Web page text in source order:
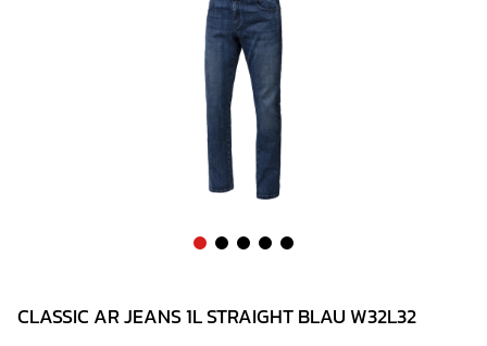
CLASSIC AR JEANS 1L STRAIGHT BLAU W32L32